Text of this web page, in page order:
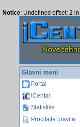
Notice: Undefined offset: 2 in
Glavni meni
Portal
iCentar
Statistike
Procitajte pravila